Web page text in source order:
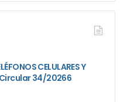
CELULARES Y
Circular 34/20266